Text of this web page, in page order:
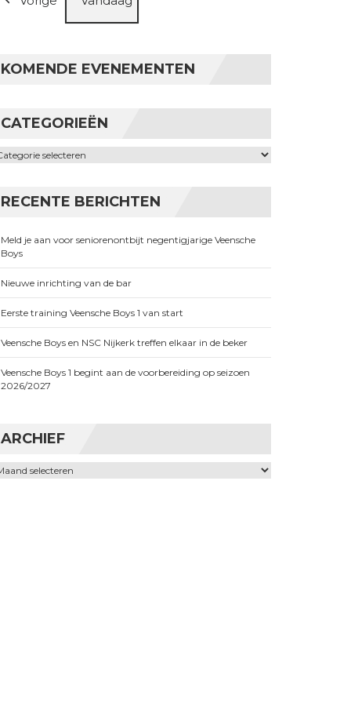
KOMENDE EVENEMENTEN
CATEGORIEËN
RECENTE BERICHTEN
Meld je aan voor seniorenontbijt negentigjarige Veensche
Boys
Nieuwe inrichting van de bar
Eerste training Veensche Boys 1 van start
Veensche Boys en NSC Nijkerk treffen elkaar in de beker
Veensche Boys 1 begint aan de voorbereiding op seizoen
2026/2027
ARCHIEF